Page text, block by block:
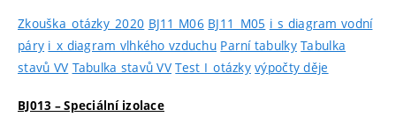
Zkouška_otázky_2020 BJ11 M06 BJ11_M05 i_s diagram vodní
páry i_x diagram vlhkého vzduchu Parní tabulky Tabulka
stavů VV Tabulka stavů VV Test I_otázky výpočty děje
BJ013 – Speciální izolace